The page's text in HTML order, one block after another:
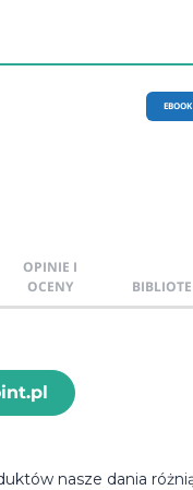
EBOOK
OPINIE I
OCENY
nasze dania